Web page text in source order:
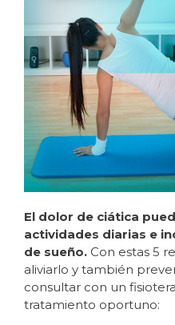
El dolor de ciática
actividades diarias e
de sueño. Con estas 5
aliviarlo y también
consultar con un
tratamiento oportuno: